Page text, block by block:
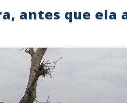
antes que ela